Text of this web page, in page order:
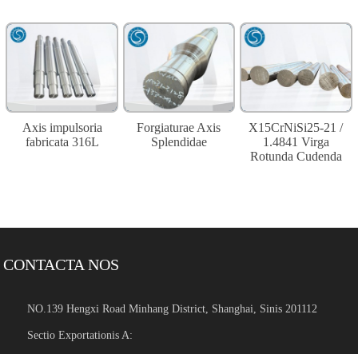
Axis impulsoria
fabricata 316L
Forgiaturae Axis
Splendidae
X15CrNiSi25-21 /
1.4841 Virga
Rotunda Cudenda
CONTACTA NOS
NO.139 Hengxi Road Minhang District, Shanghai, Sinis 201112
Sectio Exportationis A: